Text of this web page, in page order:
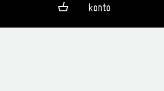
konto